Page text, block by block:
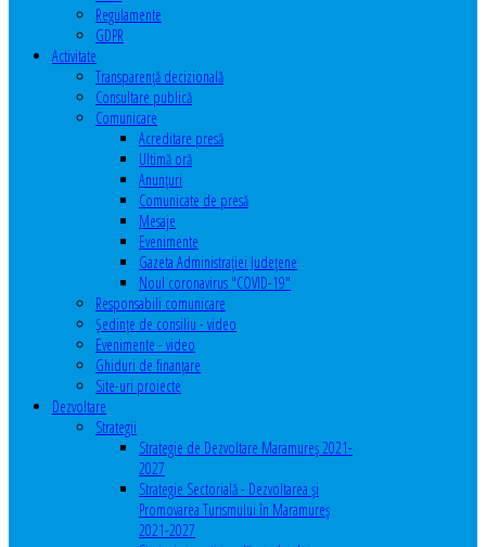
Regulamente
GDPR
Activitate
Transparenţă decizională
Consultare publică
Comunicare
Acreditare presă
Ultimă oră
Anunţuri
Comunicate de presă
Mesaje
Evenimente
Gazeta Administraţiei Judeţene
Noul coronavirus "COVID-19"
Responsabili comunicare
Şedinţe de consiliu - video
Evenimente - video
Ghiduri de finanţare
Site-uri proiecte
Dezvoltare
Strategii
Strategie de Dezvoltare Maramureș 2021-
2027
Strategie Sectorială - Dezvoltarea și
Promovarea Turismului în Maramureș
2021-2027